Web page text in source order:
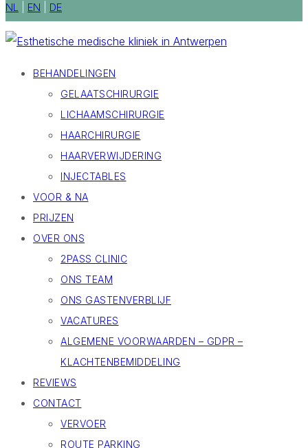
NL
EN DE
BEHANDELINGEN
GELAATSCHIRURGIE
LICHAAMSCHIRURGIE
HAARCHIRURGIE
HAARVERWIJDERING
INJECTABLES
VOOR & NA
PRIJZEN
OVER ONS
2PASS CLINIC
ONS TEAM
ONS GASTENVERBLIJF
VACATURES
ALGEMENE VOORWAARDEN – GDPR –
KLACHTENBEMIDDELING
REVIEWS
CONTACT
VERVOER
ROUTE PARKING